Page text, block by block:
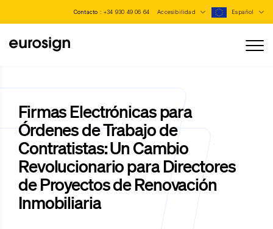
Contacto : +34 930 49 06 64 Accesibilidad Español
Firmas Electrónicas para
Órdenes de Trabajo de
Contratistas: Un Cambio
Revolucionario para Directores
de Proyectos de Renovación
Inmobiliaria